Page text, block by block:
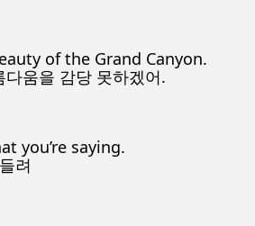
of the Grand Canyon.
움을 감당 못하겠어.
you’re saying.
려